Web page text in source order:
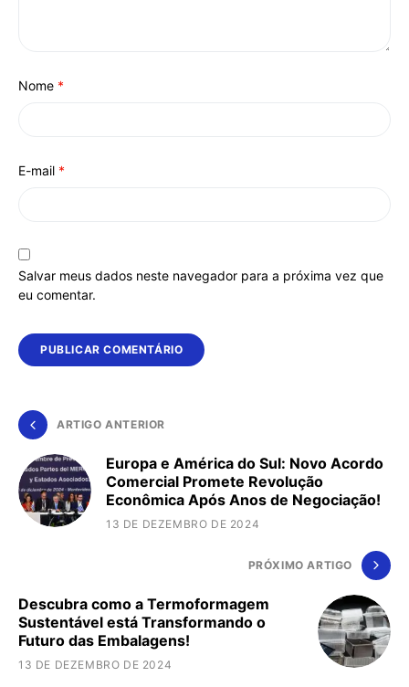
Nome *
E-mail *
Salvar meus dados neste navegador para a próxima vez que
eu comentar.
ARTIGO ANTERIOR
Europa e América do Sul: Novo Acordo
Comercial Promete Revolução
Econômica Após Anos de Negociação!
13 DE DEZEMBRO DE 2024
PRÓXIMO ARTIGO
Descubra como a Termoformagem
Sustentável está Transformando o
Futuro das Embalagens!
13 DE DEZEMBRO DE 2024